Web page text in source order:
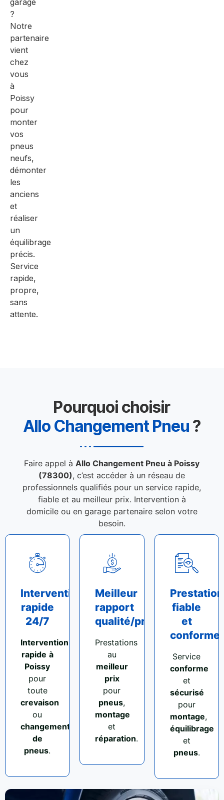
garage
?
Notre
partenaire
vient
chez
vous
à
Poissy
pour
monter
vos
pneus
neufs,
démonter
les
anciens
et
réaliser
un
équilibrage
précis.
Service
rapide,
propre,
sans
attente.
Pourquoi choisir
Allo Changement Pneu ?
Faire appel àAllo Changement Pneu à Poissy
(78300), c’est accéder à un réseau de
professionnels qualifiés pour un service rapide,
fiable et au meilleur prix. Intervention à
domicile ou en garage partenaire selon votre
besoin.
Intervention
rapide
24/7
Intervention
rapide à
Poissy
pour
toute
crevaison
ou
changement
de
pneus.
Meilleur
rapport
qualité/prix
Prestations
au
meilleur
prix
pour
pneus,
montage
et
réparation.
Prestation
fiable
et
conforme
Service
conforme
et
sécurisé
pour
montage,
équilibrage
et
pneus.